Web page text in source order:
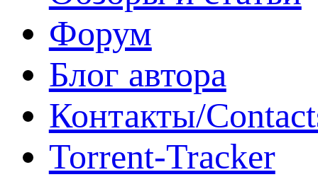
Форум
Блог автора
Контакты/
Torrent-Tracker